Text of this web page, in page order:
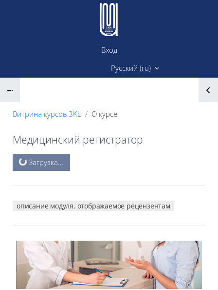
Перейти к основному содержанию
Вход
Русский ‎(ru)‎
Витрина курсов 3KL О курсе
Медицинский регистратор
БлокиЗагрузка...
описание модуля, отображаемое рецензентам